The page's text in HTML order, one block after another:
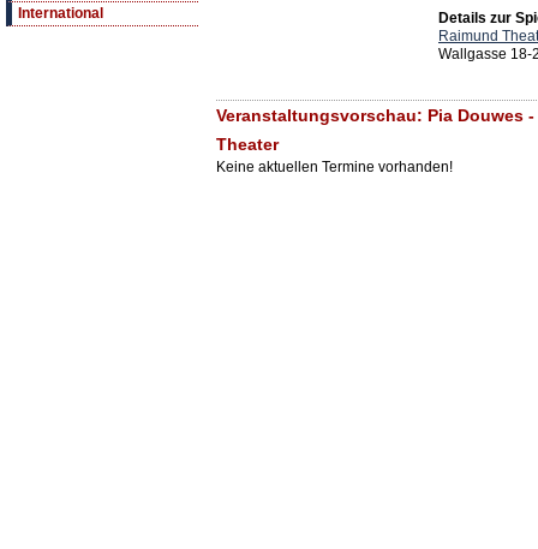
International
Details zur
Raimund
Wallgasse 18-
Veranstaltungsvorschau: Pia Douwes
Theater
Keine aktuellen Termine vorhanden!